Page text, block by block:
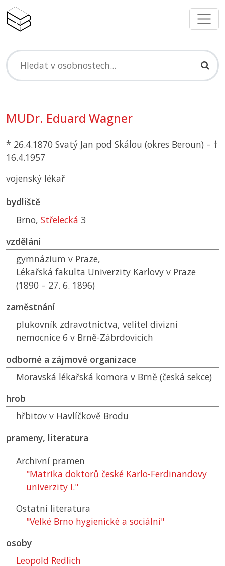
MUDr. Eduard Wagner
* 26.4.1870 Svatý Jan pod Skálou (okres Beroun) – †
16.4.1957
vojenský lékař
bydliště
Brno, Střelecká 3
vzdělání
gymnázium v Praze,
Lékařská fakulta Univerzity Karlovy v Praze
(1890 – 27. 6. 1896)
zaměstnání
plukovník zdravotnictva, velitel divizní
nemocnice 6 v Brně-Zábrdovicích
odborné a zájmové organizace
Moravská lékařská komora v Brně (česká sekce)
hrob
hřbitov v Havlíčkově Brodu
prameny, literatura
Archivní pramen
"Matrika doktorů české Karlo-Ferdinandovy
univerzity I."
Ostatní literatura
"Velké Brno hygienické a sociální"
osoby
Leopold Redlich